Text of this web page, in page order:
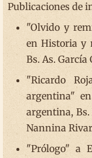
Publicaciones de
"Olvido y
en Historia y
Bs. As. García
"Ricardo
argentina"
argentina, Bs.
Nannina
"Prólogo" a